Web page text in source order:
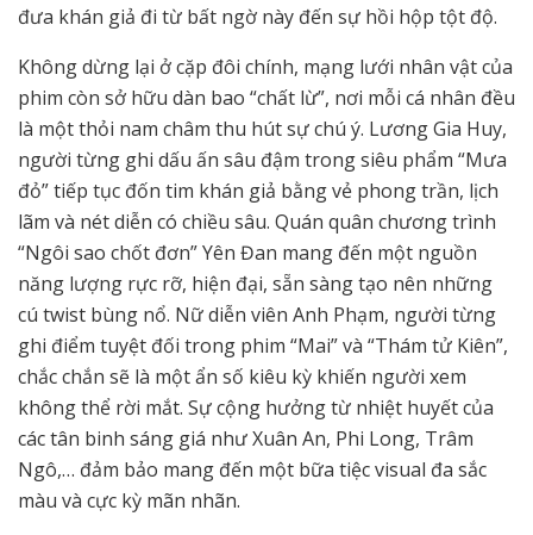
đưa khán giả đi từ bất ngờ này đến sự hồi hộp tột độ.
Không dừng lại ở cặp đôi chính, mạng lưới nhân vật của
phim còn sở hữu dàn bao “chất lừ”, nơi mỗi cá nhân đều
là một thỏi nam châm thu hút sự chú ý. Lương Gia Huy,
người từng ghi dấu ấn sâu đậm trong siêu phẩm “Mưa
đỏ” tiếp tục đốn tim khán giả bằng vẻ phong trần, lịch
lãm và nét diễn có chiều sâu. Quán quân chương trình
“Ngôi sao chốt đơn” Yên Đan mang đến một nguồn
năng lượng rực rỡ, hiện đại, sẵn sàng tạo nên những
cú twist bùng nổ. Nữ diễn viên Anh Phạm, người từng
ghi điểm tuyệt đối trong phim “Mai” và “Thám tử Kiên”,
chắc chắn sẽ là một ẩn số kiêu kỳ khiến người xem
không thể rời mắt. Sự cộng hưởng từ nhiệt huyết của
các tân binh sáng giá như Xuân An, Phi Long, Trâm
Ngô,… đảm bảo mang đến một bữa tiệc visual đa sắc
màu và cực kỳ mãn nhãn.